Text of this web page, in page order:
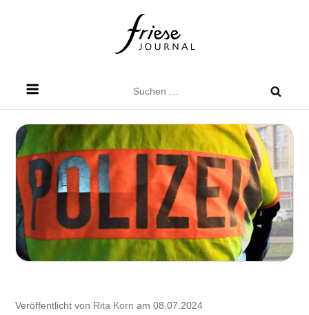
nach:
Veröffentlicht von Rita Korn am 08.07.2024